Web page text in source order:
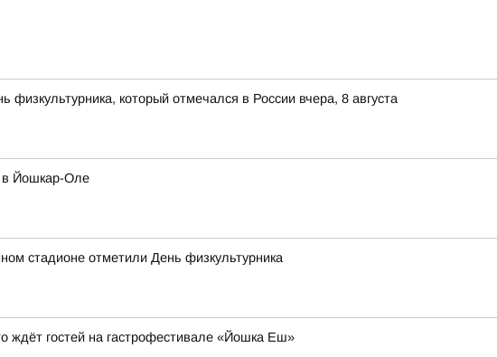
который отмечался в России вчера, 8 августа
в Йошкар-Оле
стадионе отметили День физкультурника
ждёт гостей на гастрофестивале «Йошка Еш»